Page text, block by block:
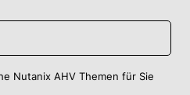
Nutanix AHV Themen für Sie